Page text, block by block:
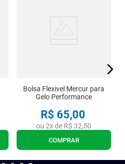
Bolsa Flexivel Mercur para
Gelo Performance
R$ 65,00
ou 2x de R$ 32,50
COMPRAR